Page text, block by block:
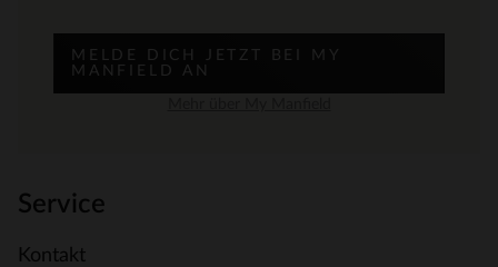
MELDE DICH JETZT BEI MY
MANFIELD AN
Service
Kontakt